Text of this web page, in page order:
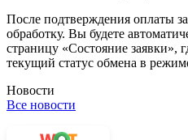
После подтверждения оплаты
обработку. Вы будете
страницу «Состояние заявки»,
текущий статус обмена в
Новости
Все новости